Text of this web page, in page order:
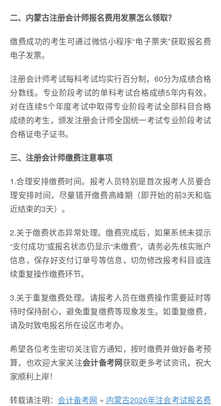
二、内蒙古注册会计师报名费用发票怎么领取？
缴费成功的考生可通过微信小程序“电子票夹”获取报名费
电子发票。
注册会计师考试每科考试均实行百分制，60分为成绩合格
分数线。专业阶段考试的单科考试合格成绩5年内有效。
对在连续5个年度考试中取得专业阶段考试全部科目合格
成绩的考生，颁发注册会计师全国统一考试专业阶段考试
合格证电子证书。
三、注册会计师缴费注意事项
1.合理安排缴费时间。报考人员特别是首次报考人员要合
理安排时间，尽量错开缴费高峰期（即开始的前3天和临
近结束的3天）。
2.关于缴费状态异常处理。缴费完成后，如果系统未提示
“支付成功”或报名状态仍显示“未缴费”，请务必先核实账户
信息，保存好支付订单号等信息，切勿修改报考科目或连
续重复操作缴费环节。
3.关于重复缴费处理。请报考人员在缴费操作需要延时等
待时保持耐心，避免重复缴费等现象发生。如重复缴费，
请及时致电报名所在设区市考办。
希望各位考生密切关注官方通知，按时缴费并做好备考预
算，也欢迎大家关注会计备考网获取更多考试资讯，祝大
家顺利上岸！
转载请注明： 会计备考网 » 内蒙古2026年注会考试报名费